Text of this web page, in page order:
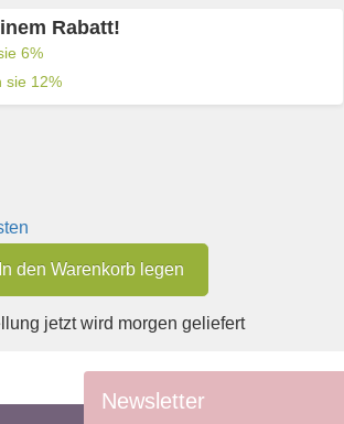
Rabatt!
6%
sie 12%
den Warenkorb legen
jetzt wird morgen geliefert
Newsletter